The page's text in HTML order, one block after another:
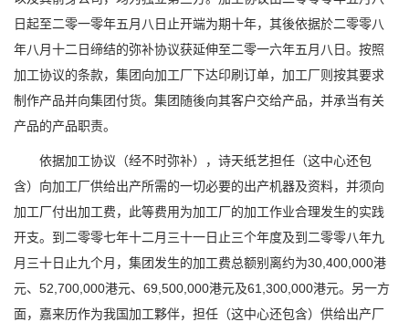
日起至二零一零年五月八日止开端为期十年，其後依据於二零零八
年八月十二日缔结的弥补协议获延伸至二零一六年五月八日。按照
加工协议的条款，集团向加工厂下达印刷订单，加工厂则按其要求
制作产品并向集团付货。集团随後向其客户交给产品，并承当有关
产品的产品职责。
依据加工协议（经不时弥补），诗天纸艺担任（这中心还包
含）向加工厂供给出产所需的一切必要的出产机器及资料，并须向
加工厂付出加工费，此等费用为加工厂的加工作业合理发生的实践
开支。到二零零七年十二月三十一日止三个年度及到二零零八年九
月三十日止九个月，集团发生的加工费总额别离约为30,400,000港
元、52,700,000港元、69,500,000港元及61,300,000港元。另一方
面，嘉来历作为我国加工夥伴，担任（这中心还包含）供给出产厂